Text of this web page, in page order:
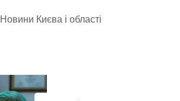
Новини Києва і області